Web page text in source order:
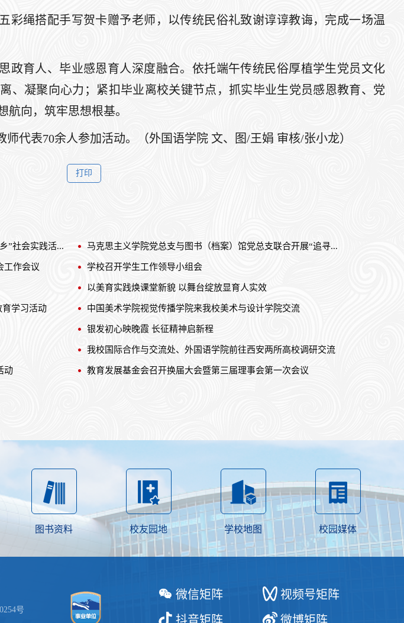
彩绳搭配手写贺卡赠予老师，以传统民俗礼致谢谆谆教诲，完成一场温
政育人、毕业感恩育人深度融合。依托端午传统民俗厚植学生党员文化
、凝聚向心力；紧扣毕业离校关键节点，抓实毕业生党员感恩教育、党
向，筑牢思想根基。
代表70余人参加活动。 （外国语学院 文、图/王娟 审核/张小龙）
”社会实践活... 马克思主义学院党总支与图书（档案）馆党总支联合开展“追寻...
工作会议 学校召开学生工作领导小组会
以美育实践焕课堂新貌 以舞台绽放显育人实效
育学习活动 中国美术学院视觉传播学院来我校美术与设计学院交流
银发初心映晚霞 长征精神启新程
我校国际合作与交流处、外国语学院前往西安两所高校调研交流
动 教育发展基金会召开换届大会暨第三届理事会第一次会议
图书资料 校友园地 学校地图 校园媒体
号
微信矩阵
视频号矩阵
抖音矩阵
微博矩阵